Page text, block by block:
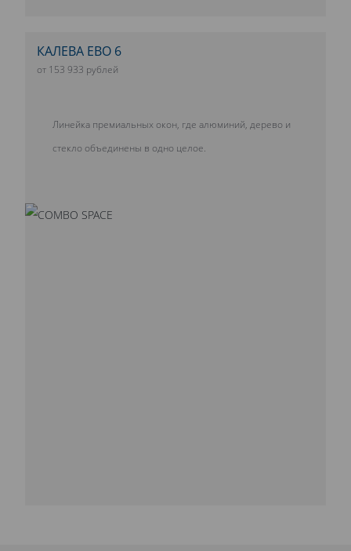
КАЛЕВА ЕВО 6
от 153 933 рублей
Линейка премиальных окон, где алюминий, дерево и
стекло объединены в одно целое.